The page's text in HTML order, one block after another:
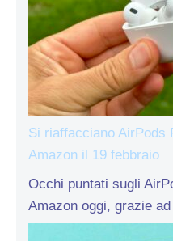
Si riaffacciano AirPods
Amazon il 19 febbraio
Occhi puntati sugli
Amazon oggi, grazie